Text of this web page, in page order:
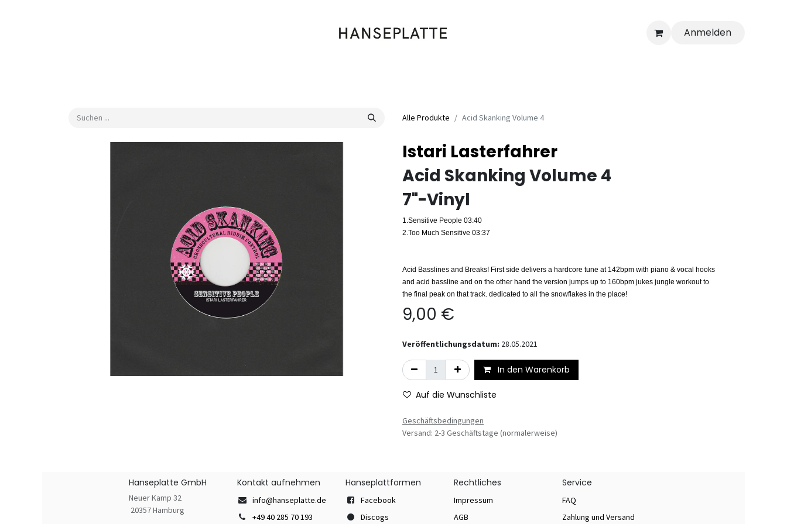
Anmelden
Alle Produkte Acid Skanking Volume 4
Istari Lasterfahrer
Acid Skanking Volume 4
7"-Vinyl
1.Sensitive People 03:40
2.Too Much Sensitive 03:37
Acid Basslines and Breaks! First side delivers a hardcore tune at 142bpm with piano & vocal hooks
and acid bassline and on the other hand the version jumps up to 160bpm jukes jungle workout to
the final peak on that track. dedicated to all the snowflakes in the place!
9,00 €
Veröffentlichungsdatum: 28.05.2021
In den Warenkorb
Auf die Wunschliste
Geschäftsbedingungen
Versand: 2-3 Geschäftstage (normalerweise)
Kontakt aufnehmen
info@hanseplatte.de
+49 40 285 70 193
Hanseplattformen
Facebook
Discogs
Hanseplatte GmbH
Neuer Kamp 32
20357 Hamburg
Rechtliches
Impressum
AGB
Service
FAQ
Zahlung und Versand